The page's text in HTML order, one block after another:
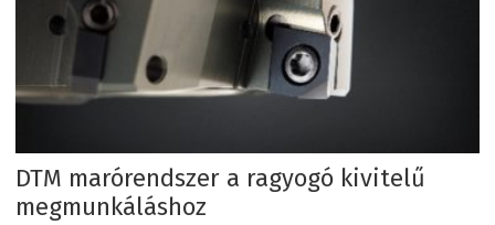
DTM marórendszer a ragyogó kivitelű
megmunkáláshoz